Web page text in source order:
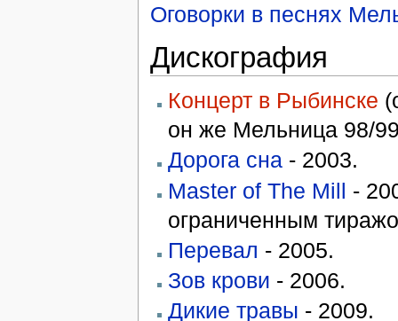
Оговорки в песнях
Дискография
Концерт в Рыбинске
он же Мельница 98/
Дорога сна- 2003.
Master of The Mill -
ограниченным
Перевал - 2005.
Зов крови - 2006.
Дикие травы - 2009.